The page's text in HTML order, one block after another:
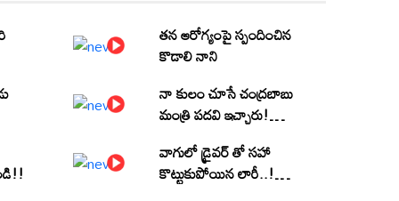
తన ఆరోగ్యంపై స్పందించిన
కొడాలి నాని
నా కులం చూసే చంద్రబాబు
మంత్రి పదవి ఇచ్చారు!
వాగులో డ్రైవర్ తో సహా
కొట్టుకుపోయిన లారీ..! |